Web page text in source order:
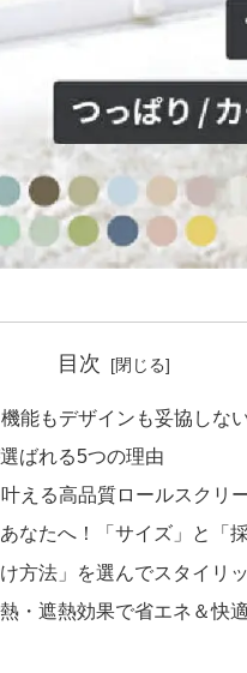
目次
能もデザインも妥協しな
ばれる5つの理由
える高品質ロールスクリ
なたへ！「サイズ」と「
方法」を選んでスタイリ
・遮熱効果で省エネ＆快